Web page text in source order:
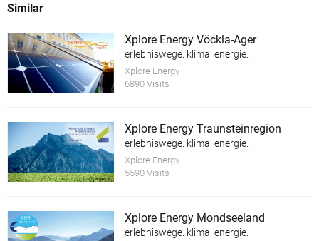
Similar
Xplore Energy Vöckla-Ager
erlebniswege. klima. energie.
Xplore Energy
6890 Visits
Xplore Energy Traunsteinregion
erlebniswege. klima. energie.
Xplore Energy
5590 Visits
Xplore Energy Mondseeland
erlebniswege. klima. energie.